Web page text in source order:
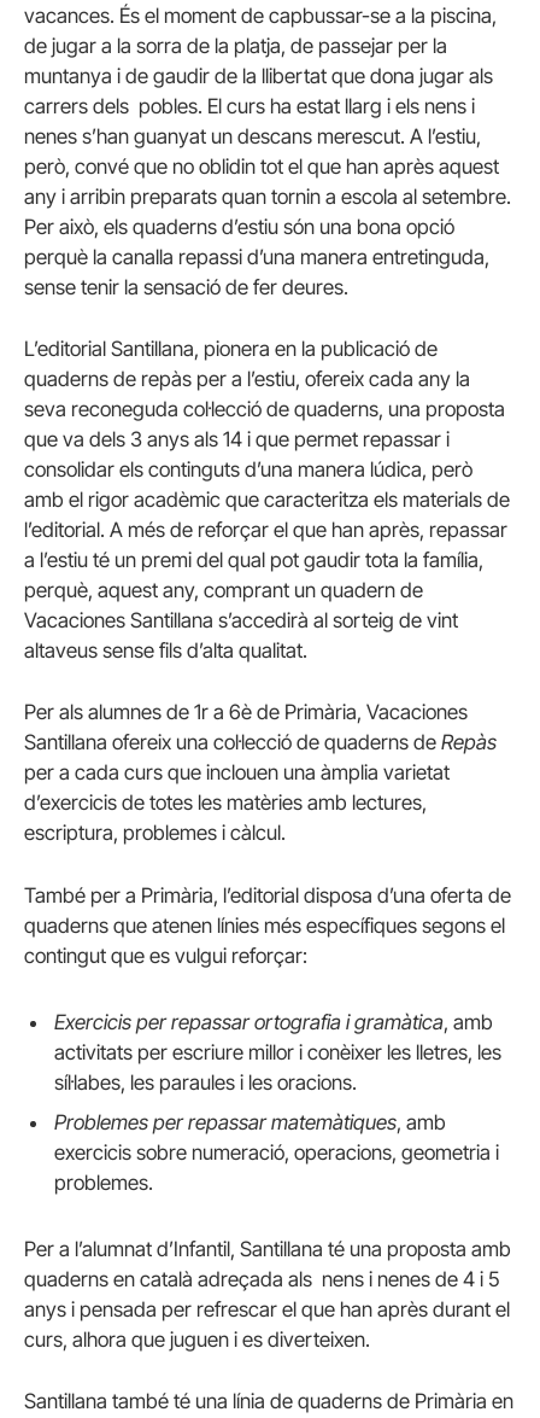
vacances. És el moment de capbussar-se a la piscina,
de jugar a la sorra de la platja, de passejar per la
muntanya i de gaudir de la llibertat que dona jugar als
carrers dels pobles. El curs ha estat llarg i els nens i
nenes s’han guanyat un descans merescut. A l’estiu,
però, convé que no oblidin tot el que han après aquest
any i arribin preparats quan tornin a escola al setembre.
Per això, els quaderns d’estiu són una bona opció
perquè la canalla repassi d’una manera entretinguda,
sense tenir la sensació de fer deures.
L’editorial Santillana, pionera en la publicació de
quaderns de repàs per a l’estiu, ofereix cada any la
seva reconeguda col·lecció de quaderns, una proposta
que va dels 3 anys als 14 i que permet repassar i
consolidar els continguts d’una manera lúdica, però
amb el rigor acadèmic que caracteritza els materials de
l’editorial. A més de reforçar el que han après, repassar
a l’estiu té un premi del qual pot gaudir tota la família,
perquè, aquest any, comprant un quadern de
Vacaciones Santillana s’accedirà al sorteig de vint
altaveus sense fils d’alta qualitat.
Per als alumnes de 1r a 6è de Primària, Vacaciones
Santillana ofereix una col·lecció de quaderns de Repàs
per a cada curs que inclouen una àmplia varietat
d’exercicis de totes les matèries amb lectures,
escriptura, problemes i càlcul.
També per a Primària, l’editorial disposa d’una oferta de
quaderns que atenen línies més específiques segons el
contingut que es vulgui reforçar:
Exercicis per repassar ortografia i gramàtica, amb
activitats per escriure millor i conèixer les lletres, les
síl·labes, les paraules i les oracions.
Problemes per repassar matemàtiques, amb
exercicis sobre numeració, operacions, geometria i
problemes.
Per a l’alumnat d’Infantil, Santillana té una proposta amb
quaderns en català adreçada als nens i nenes de 4 i 5
anys i pensada per refrescar el que han après durant el
curs, alhora que juguen i es diverteixen.
Santillana també té una línia de quaderns de Primària en